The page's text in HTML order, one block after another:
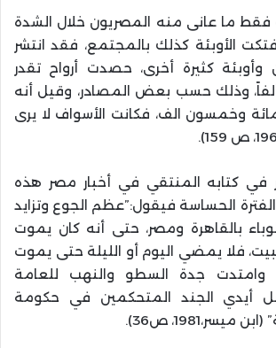
فقط ما عانى منه المصريون خلال الشدة
الأوبئة كذلك بالمجتمع، فقد انتشر
وأوبئة كثيرة أخرى، حصدت أرواح تقدر
18 عشر ألفاً، وذلك حسب بعض المصادر، وقيل أنه
وخمسون الف، فكانت الأسواف لا يرى
كتابه المنتقي في أخبار مصر هذه
الفترة الحساسة فيقول:”عظم الجوع وتزايد
بالقاهرة ومصر، حتى أنه كان يموت
فلا يمضي اليوم أو الليلة حتى يموت
جدة السطو والنهب للعامة
أيدي الجند المتحكمين في حكومة
ص36).